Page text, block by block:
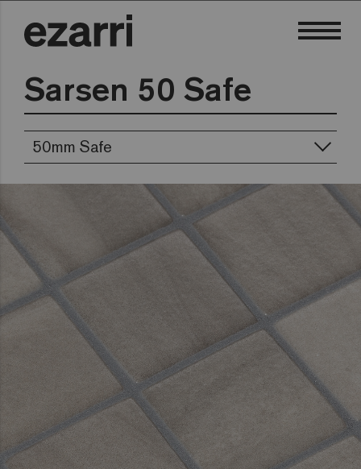
Sarsen 50 Safe
50mm Safe